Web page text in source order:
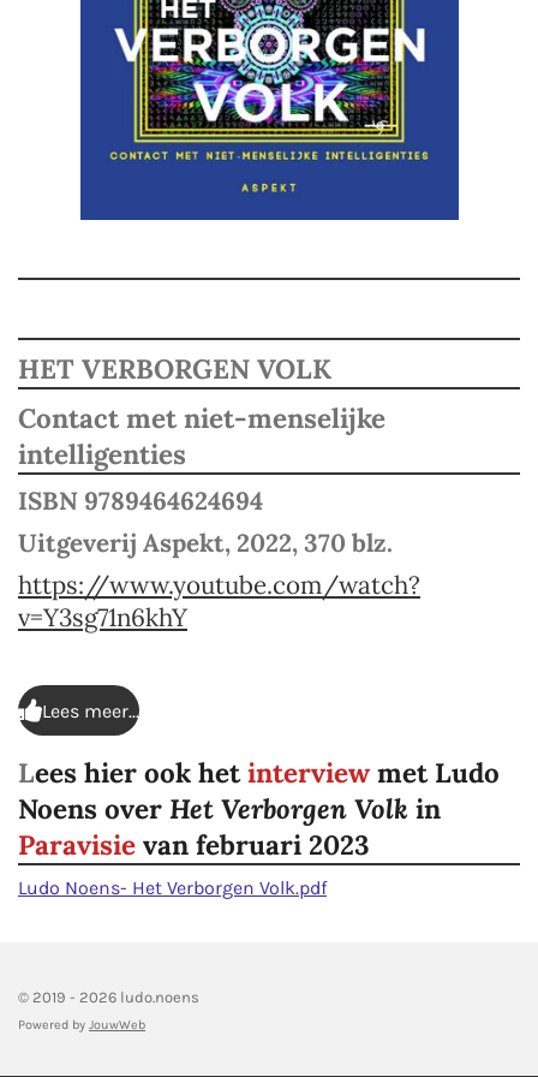
HET VERBORGEN VOLK
Contact met niet-menselijke
intelligenties
ISBN 9789464624694
Uitgeverij Aspekt, 2022, 370 blz.
https://www.youtube.com/watch?
v=Y3sg71n6khY
Lees meer...
Lees hier ook hetinterview met Ludo
Noens over Het Verborgen Volk in
Paravisie van februari 2023
Ludo Noens- Het Verborgen Volk.pdf
© 2019 - 2026 ludo.noens
Powered by JouwWeb